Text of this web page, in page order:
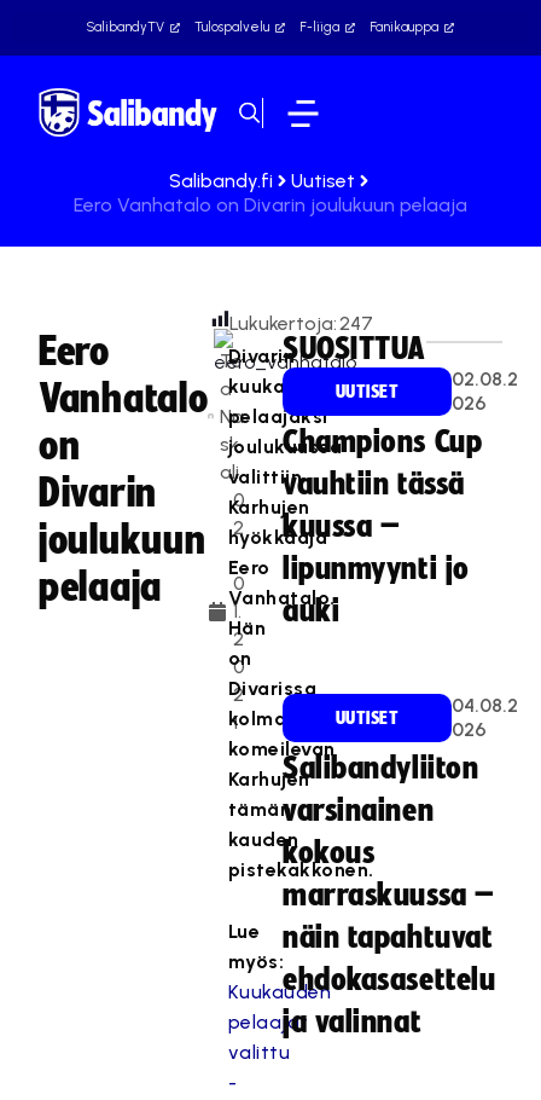
SalibandyTV Tulospalvelu F-liiga Fanikauppa
Salibandy.fi
Uutiset
Eero Vanhatalo on Divarin joulukuun pelaaja
Eero
Vanhatalo
on
Divarin
joulukuun
pelaaja
Te
a
Na
sk
ali
0
2
.
0
1.
2
0
2
1
Lukukertoja:247
Divarin
kuukauden
pelaajaksi
joulukuussa
valittiin
Karhujen
hyökkääjä
Eero
Vanhatalo.
Hän
on
Divarissa
kolmantena
komeilevan
Karhujen
tämän
kauden
pistekakkonen.
Lue
myös:
Kuukauden
pelaajat
valittu
-
SUOSITTUA
UUTISET
02.08.2
026
Champions Cup
vauhtiin tässä
kuussa –
lipunmyynti jo
auki
UUTISET
04.08.2
026
Salibandyliiton
varsinainen
kokous
marraskuussa –
näin tapahtuvat
ehdokasasettelu
ja valinnat